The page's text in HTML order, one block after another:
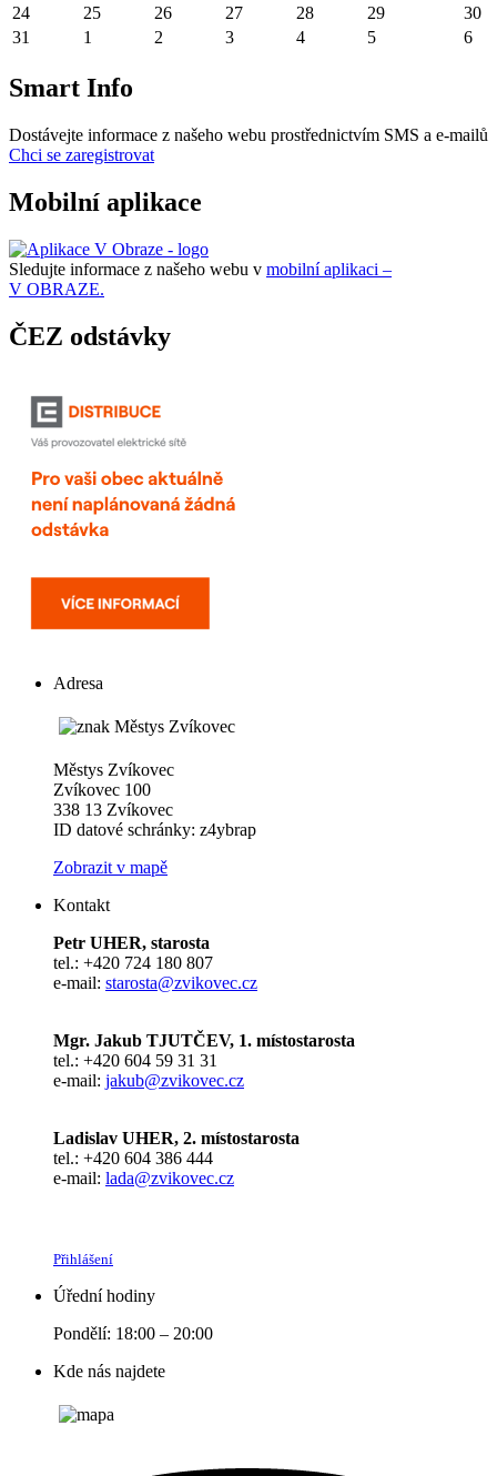
24 25 26 27 28 29
30
31
1 2 3 4 5 6
Smart Info
Dostávejte informace z našeho webu prostřednictvím SMS a e-mailů
Chci se zaregistrovat
Mobilní aplikace
Sledujte informace z našeho webu v mobilní aplikaci –
V OBRAZE.
ČEZ odstávky
Adresa
Městys Zvíkovec
Zvíkovec 100
338 13 Zvíkovec
ID datové schránky: z4ybrap
Zobrazit v mapě
Kontakt
Petr UHER, starosta
tel.: +420 724 180 807
e-mail: starosta@zvikovec.cz
Mgr. Jakub TJUTČEV, 1. místostarosta
tel.: +420 604 59 31 31
e-mail: jakub@zvikovec.cz
Ladislav UHER, 2. místostarosta
tel.: +420 604 386 444
e-mail: lada@zvikovec.cz
Přihlášení
Úřední hodiny
Pondělí: 18:00 – 20:00
Kde nás najdete